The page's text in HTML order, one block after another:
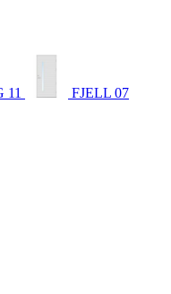
11 FJELL 07